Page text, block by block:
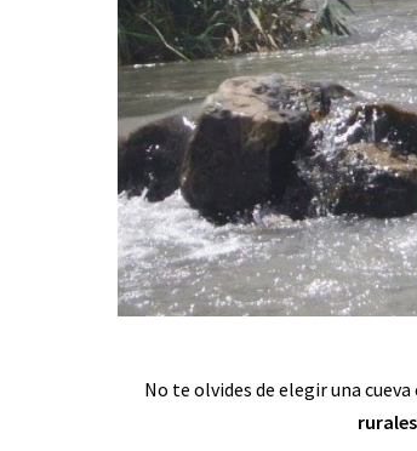
No te olvides de elegir una